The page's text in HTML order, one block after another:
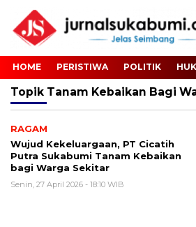
HOME PERISTIWA POLITIK
Topik Tanam Kebaikan Bagi
RAGAM
Wujud Kekeluargaan, PT Cicatih
Putra Sukabumi Tanam Kebaikan
bagi Warga Sekitar
Senin, 27 April 2026 - 18:10 WIB